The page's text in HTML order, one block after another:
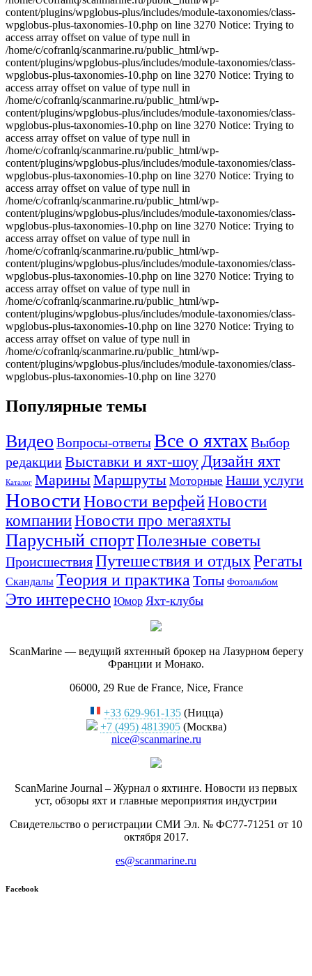
content/plugins/wpglobus-plus/includes/module-taxonomies/class-
wpglobus-plus-taxonomies-10.php on line 3270 Notice: Trying to
access array offset on value of type null in
/home/c/cofranlq/scanmarine.ru/public_html/wp-
content/plugins/wpglobus-plus/includes/module-taxonomies/class-
wpglobus-plus-taxonomies-10.php on line 3270 Notice: Trying to
access array offset on value of type null in
/home/c/cofranlq/scanmarine.ru/public_html/wp-
content/plugins/wpglobus-plus/includes/module-taxonomies/class-
wpglobus-plus-taxonomies-10.php on line 3270 Notice: Trying to
access array offset on value of type null in
/home/c/cofranlq/scanmarine.ru/public_html/wp-
content/plugins/wpglobus-plus/includes/module-taxonomies/class-
wpglobus-plus-taxonomies-10.php on line 3270 Notice: Trying to
access array offset on value of type null in
/home/c/cofranlq/scanmarine.ru/public_html/wp-
content/plugins/wpglobus-plus/includes/module-taxonomies/class-
wpglobus-plus-taxonomies-10.php on line 3270 Notice: Trying to
access array offset on value of type null in
/home/c/cofranlq/scanmarine.ru/public_html/wp-
content/plugins/wpglobus-plus/includes/module-taxonomies/class-
wpglobus-plus-taxonomies-10.php on line 3270 Notice: Trying to
access array offset on value of type null in
/home/c/cofranlq/scanmarine.ru/public_html/wp-
content/plugins/wpglobus-plus/includes/module-taxonomies/class-
wpglobus-plus-taxonomies-10.php on line 3270 Notice: Trying to
access array offset on value of type null in
/home/c/cofranlq/scanmarine.ru/public_html/wp-
content/plugins/wpglobus-plus/includes/module-taxonomies/class-
wpglobus-plus-taxonomies-10.php on line 3270
Популярные темы
Видео Вопросы-ответыВсе о яхтах Выбор
редакцииВыставки и яхт-шоу Дизайн яхт
Каталог МариныМаршруты Моторные Наши услуги
НовостиНовости верфейНовости
компанииНовости про мегаяхты
Парусный спортПолезные советы
ПроисшествияПутешествия и отдыхРегаты
Скандалы Теория и практика Топы Фотоальбом
Это интересно Юмор Яхт-клубы
ScanMarine — ведущий яхтенный брокер на Лазурном берегу
Франции и Монако.
06000, 29 Rue de France, Nice, France
+33 629-961-135(Ницца)
+7 (495) 4813905(Москва)
nice@scanmarine.ru
ScanMarine Journal – Журнал о яхтинге. Новости из первых
уст, обзоры яхт и главные мероприятия индустрии
Свидетельство о регистрации СМИ Эл. № ФС77-71251 от 10
октября 2017.
es@scanmarine.ru
Facebook